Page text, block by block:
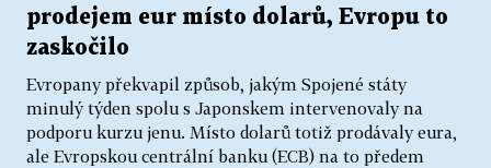
prodejem eur místo dolarů, Evropu to
zaskočilo
Evropany překvapil způsob, jakým Spojené státy
minulý týden spolu s Japonskem intervenovaly na
podporu kurzu jenu. Místo dolarů totiž prodávaly eura,
ale Evropskou centrální banku (ECB) na to předem